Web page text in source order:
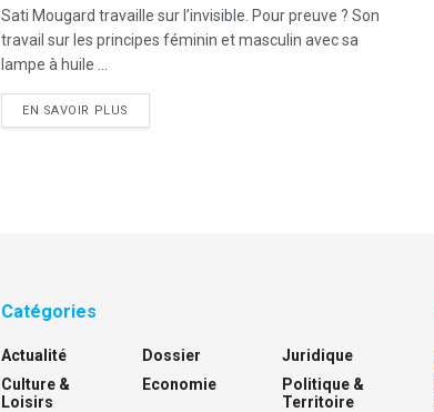
Sati Mougard travaille sur l’invisible. Pour preuve ? Son
travail sur les principes féminin et masculin avec sa
lampe à huile ...
EN SAVOIR PLUS
Catégories
Actualité
Culture &
Loisirs
Dossier
Economie
Juridique
Politique &
Territoire